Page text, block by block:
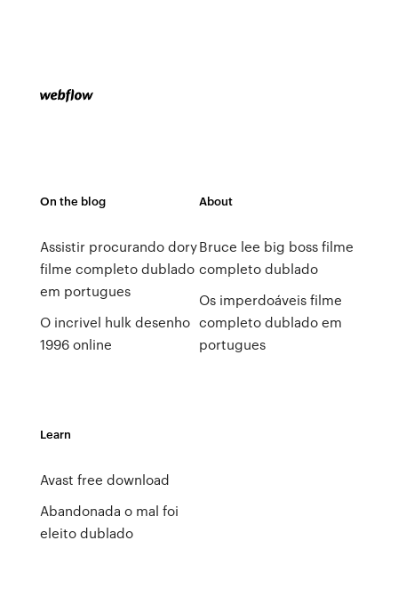
On the blog
Assistir procurando dory
filme completo dublado
em portugues
O incrivel hulk desenho
1996 online
About
Bruce lee big boss filme
completo dublado
Os imperdoáveis filme
completo dublado em
portugues
Learn
Avast free download
Abandonada o mal foi
eleito dublado